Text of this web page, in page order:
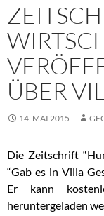
ÜBER
14. MAI 2015
Die Zeitschrift
“Gab es in Villa
Er kann
heruntergeladen